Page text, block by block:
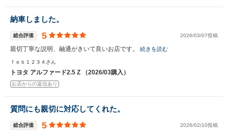
納車しました。
総合評価 5 2026/03/07投稿
親切丁寧な説明、融通がきいて良いお店です。 続きを読む
ｆｅｂ１２３４さん
トヨタ アルファード2.5 Z （2026/03購入）
お店からの返信あり
質問にも親切に対応してくれた。
総合評価 5 2026/02/10投稿